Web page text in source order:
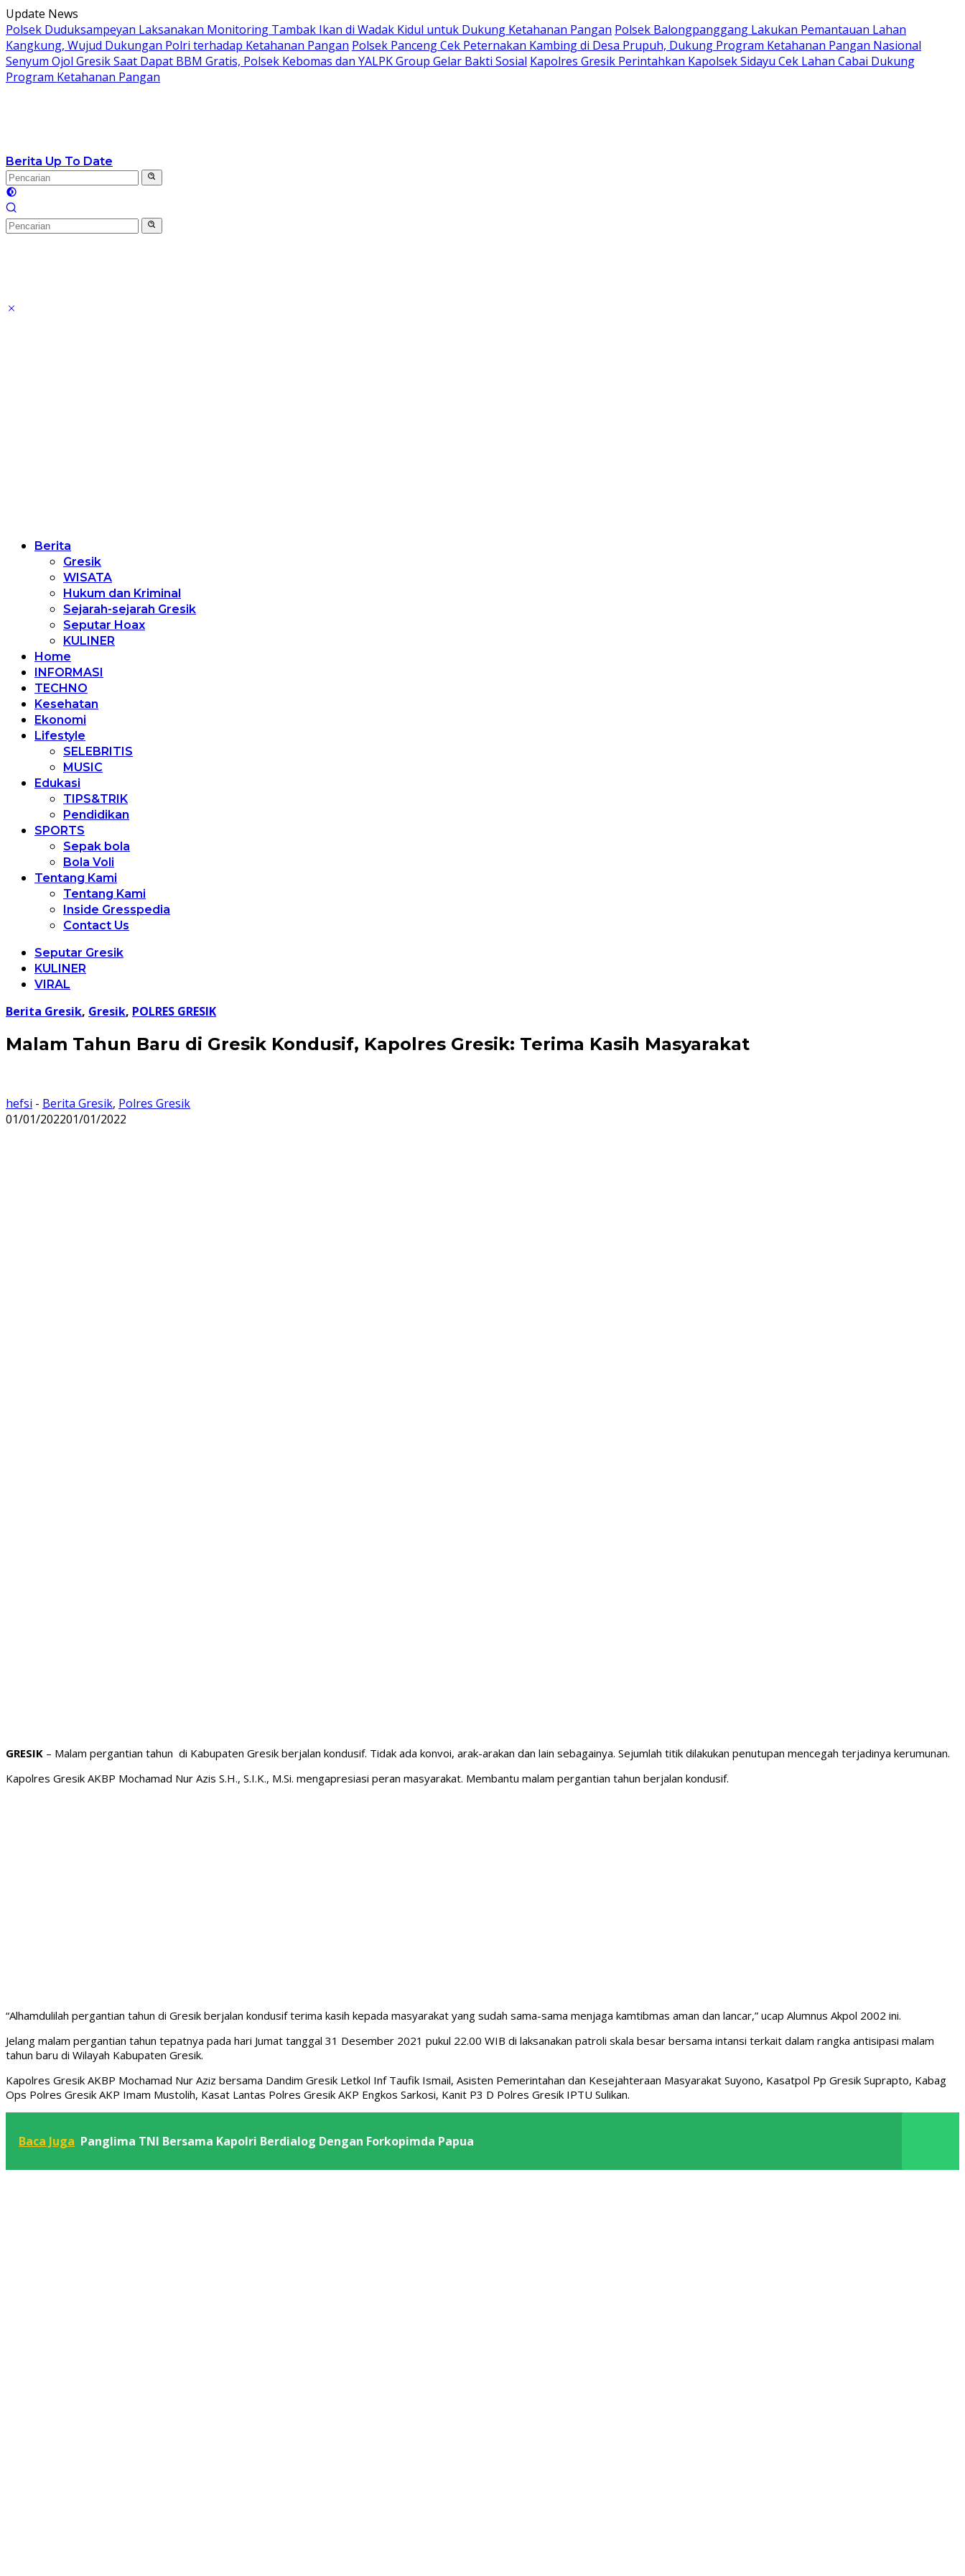
Langsung
ke
konten
Update News
Polsek Duduksampeyan Laksanakan Monitoring Tambak Ikan di Wadak Kidul untuk Dukung Ketahanan Pangan Polsek Balongpanggang Lakukan Pemantauan Lahan
Kangkung, Wujud Dukungan Polri terhadap Ketahanan Pangan Polsek Panceng Cek Peternakan Kambing di Desa Prupuh, Dukung Program Ketahanan Pangan Nasional
Senyum Ojol Gresik Saat Dapat BBM Gratis, Polsek Kebomas dan YALPK Group Gelar Bakti Sosial Kapolres Gresik Perintahkan Kapolsek Sidayu Cek Lahan Cabai Dukung
Program Ketahanan Pangan
Berita Up To Date
Berita
Gresik
WISATA
Hukum dan Kriminal
Sejarah-sejarah Gresik
Seputar Hoax
KULINER
Home
INFORMASI
TECHNO
Kesehatan
Ekonomi
Lifestyle
SELEBRITIS
MUSIC
Edukasi
TIPS&TRIK
Pendidikan
SPORTS
Sepak bola
Bola Voli
Tentang Kami
Tentang Kami
Inside Gresspedia
Contact Us
Seputar Gresik
KULINER
VIRAL
Berita Gresik, Gresik, POLRES GRESIK
Malam Tahun Baru di Gresik Kondusif, Kapolres Gresik: Terima Kasih Masyarakat
hefsi - Berita Gresik, Polres Gresik
01/01/202201/01/2022
GRESIK – Malam pergantian tahun di Kabupaten Gresik berjalan kondusif. Tidak ada konvoi, arak-arakan dan lain sebagainya. Sejumlah titik dilakukan penutupan mencegah terjadinya kerumunan.
Kapolres Gresik AKBP Mochamad Nur Azis S.H., S.I.K., M.Si. mengapresiasi peran masyarakat. Membantu malam pergantian tahun berjalan kondusif.
“Alhamdulilah pergantian tahun di Gresik berjalan kondusif terima kasih kepada masyarakat yang sudah sama-sama menjaga kamtibmas aman dan lancar,” ucap Alumnus Akpol 2002 ini.
Jelang malam pergantian tahun tepatnya pada hari Jumat tanggal 31 Desember 2021 pukul 22.00 WIB di laksanakan patroli skala besar bersama intansi terkait dalam rangka antisipasi malam
tahun baru di Wilayah Kabupaten Gresik.
Kapolres Gresik AKBP Mochamad Nur Aziz bersama Dandim Gresik Letkol Inf Taufik Ismail, Asisten Pemerintahan dan Kesejahteraan Masyarakat Suyono, Kasatpol Pp Gresik Suprapto, Kabag
Ops Polres Gresik AKP Imam Mustolih, Kasat Lantas Polres Gresik AKP Engkos Sarkosi, Kanit P3 D Polres Gresik IPTU Sulikan.
Baca Juga Panglima TNI Bersama Kapolri Berdialog Dengan Forkopimda Papua